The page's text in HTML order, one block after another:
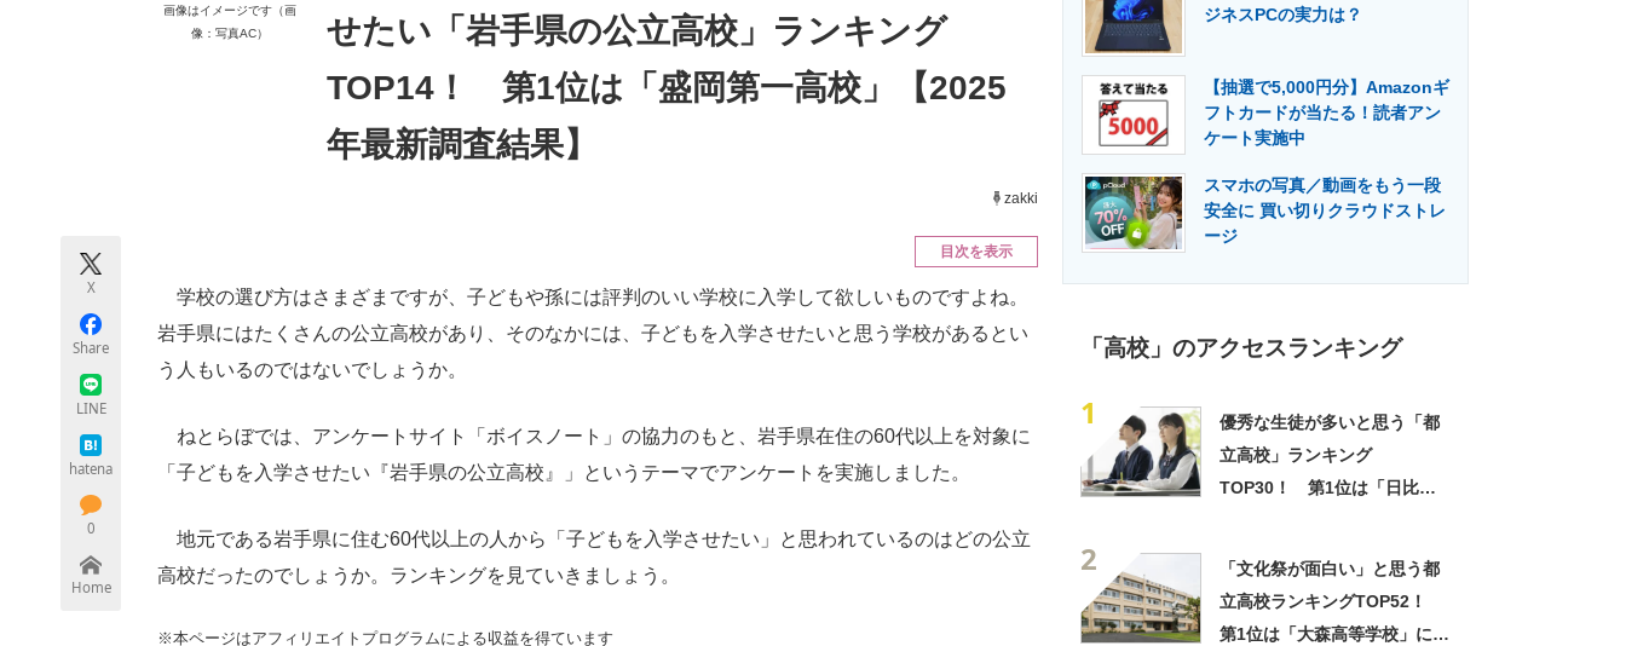
ITエンジニア向け専門サイト 企業向けIT製品の総合サイト 製造業のIT導入・活用を支援
モノづくり技術者専門サイト エレクトロニクス専門サイト エネルギーの専門メディア 建設×テクノロジーの最前線
画像はイメージです（画
像：写真AC）
せたい「岩手県の公立高校」ランキング
TOP14！ 第1位は「盛岡第一高校」【2025
年最新調査結果】
zakki
X
Share
LINE
hatena
0
Home
目次を表示
学校の選び方はさまざまですが、子どもや孫には評判のいい学校に入学して欲しいものですよね。
岩手県にはたくさんの公立高校があり、そのなかには、子どもを入学させたいと思う学校があるとい
う人もいるのではないでしょうか。
ねとらぼでは、アンケートサイト「ボイスノート」の協力のもと、岩手県在住の60代以上を対象に
「子どもを入学させたい『岩手県の公立高校』」というテーマでアンケートを実施しました。
地元である岩手県に住む60代以上の人から「子どもを入学させたい」と思われているのはどの公立
高校だったのでしょうか。ランキングを見ていきましょう。
※本ページはアフィリエイトプログラムによる収益を得ています
ジネスPCの実力は？
【抽選で5,000円分】Amazonギ
フトカードが当たる！読者アン
ケート実施中
スマホの写真／動画をもう一段
安全に 買い切りクラウドストレ
ージ
「高校」のアクセスランキング
1
優秀な生徒が多いと思う「都
立高校」ランキング
TOP30！ 第1位は「日比谷
2
「文化祭が面白い」と思う都
立高校ランキングTOP52！
第1位は「大森高等学校」に決